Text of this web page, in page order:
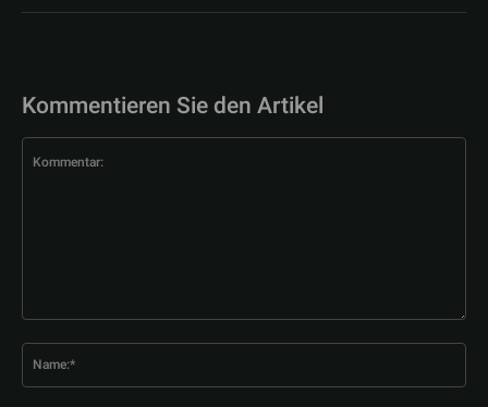
Kommentieren Sie den Artikel